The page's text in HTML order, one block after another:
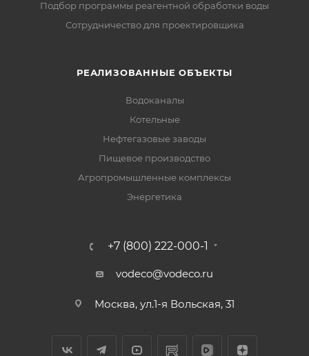
Подбор программы реагентной обработки воды
Сотрудничество для проектировщика
РЕАЛИЗОВАННЫЕ ОБЪЕКТЫ
Водоканалы
Котельные
Нефтегазовые заводы
Пищевое производство
Агропромышленные комплексы
Энергетика
+7 (800) 222-000-1
vodeco@vodeco.ru
Москва, ул.1-я Вольская, 31